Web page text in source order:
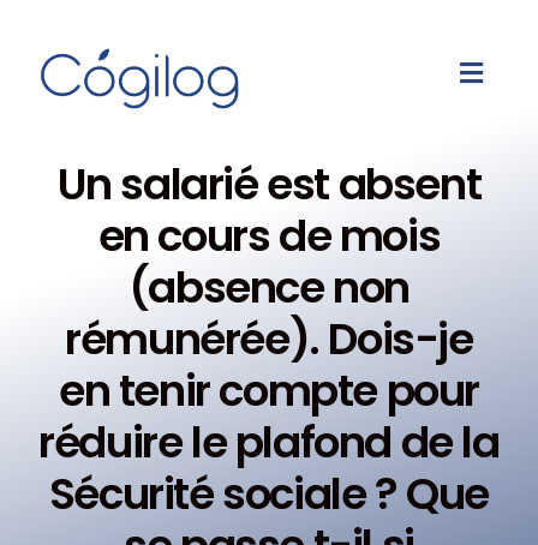
Un salarié est absent
en cours de mois
(absence non
rémunérée). Dois-je
en tenir compte pour
réduire le plafond de la
Sécurité sociale ? Que